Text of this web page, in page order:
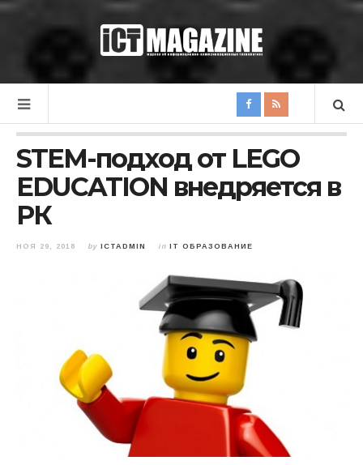
STEM-подход от LEGO
EDUCATION внедряется в
РК
НОЯ 29, 2018 by ICTADMIN in IT ОБРАЗОВАНИЕ